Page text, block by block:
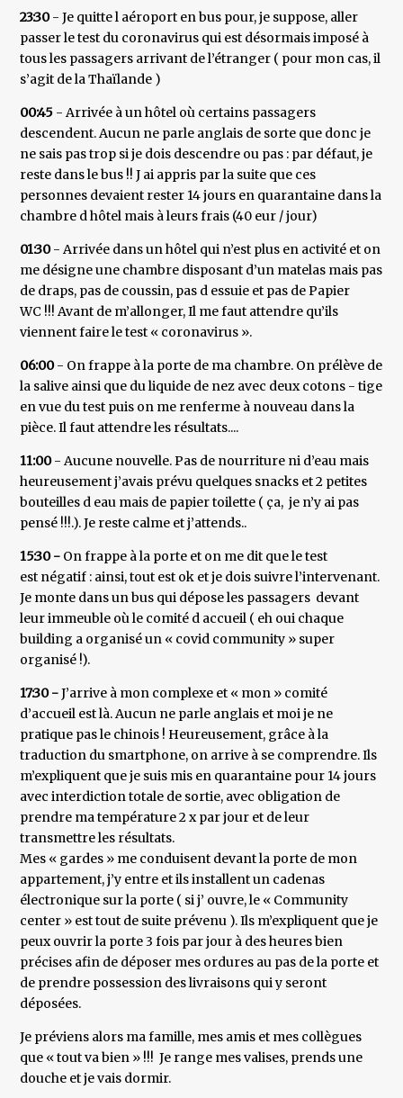
23:30- Je quitte l aéroport en bus pour, je suppose, aller
passer le test du coronavirus qui est désormais imposé à
tous les passagers arrivant de l’étranger ( pour mon cas, il
s’agit de la Thaïlande )
00:45 - Arrivée à un hôtel où certains passagers
descendent. Aucun ne parle anglais de sorte que donc je
ne sais pas trop si je dois descendre ou pas : par défaut, je
reste dans le bus !! J ai appris par la suite que ces
personnes devaient rester 14 jours en quarantaine dans la
chambre d hôtel mais à leurs frais (40 eur / jour)
01:30- Arrivée dans un hôtel qui n’est plus en activité et on
me désigne une chambre disposant d’un matelas mais pas
de draps, pas de coussin, pas d essuie et pas de Papier
WC !!! Avant de m’allonger, Il me faut attendre qu’ils
viennent faire le test « coronavirus ».
06:00- On frappe à la porte de ma chambre. On prélève de
la salive ainsi que du liquide de nez avec deux cotons - tige
en vue du test puis on me renferme à nouveau dans la
pièce. Il faut attendre les résultats....
11:00- Aucune nouvelle. Pas de nourriture ni d’eau mais
heureusement j’avais prévu quelques snacks et 2 petites
bouteilles d eau mais de papier toilette ( ça, je n’y ai pas
pensé !!!.). Je reste calme et j’attends..
15:30 - On frappe à la porte et on me dit que le test
est négatif : ainsi, tout est ok et je dois suivre l’intervenant.
Je monte dans un bus qui dépose les passagers devant
leur immeuble où le comité d accueil ( eh oui chaque
building a organisé un « covid community » super
organisé !).
17:30 -J’arrive à mon complexe et « mon » comité
d’accueil est là. Aucun ne parle anglais et moi je ne
pratique pas le chinois ! Heureusement, grâce à la
traduction du smartphone, on arrive à se comprendre. Ils
m’expliquent que je suis mis en quarantaine pour 14 jours
avec interdiction totale de sortie, avec obligation de
prendre ma température 2 x par jour et de leur
transmettre les résultats.
Mes « gardes » me conduisent devant la porte de mon
appartement, j’y entre et ils installent un cadenas
électronique sur la porte ( si j’ ouvre, le « Community
center » est tout de suite prévenu ). Ils m’expliquent que je
peux ouvrir la porte 3 fois par jour à des heures bien
précises afin de déposer mes ordures au pas de la porte et
de prendre possession des livraisons qui y seront
déposées.
Je préviens alors ma famille, mes amis et mes collègues
que « tout va bien » !!! Je range mes valises, prends une
douche et je vais dormir.